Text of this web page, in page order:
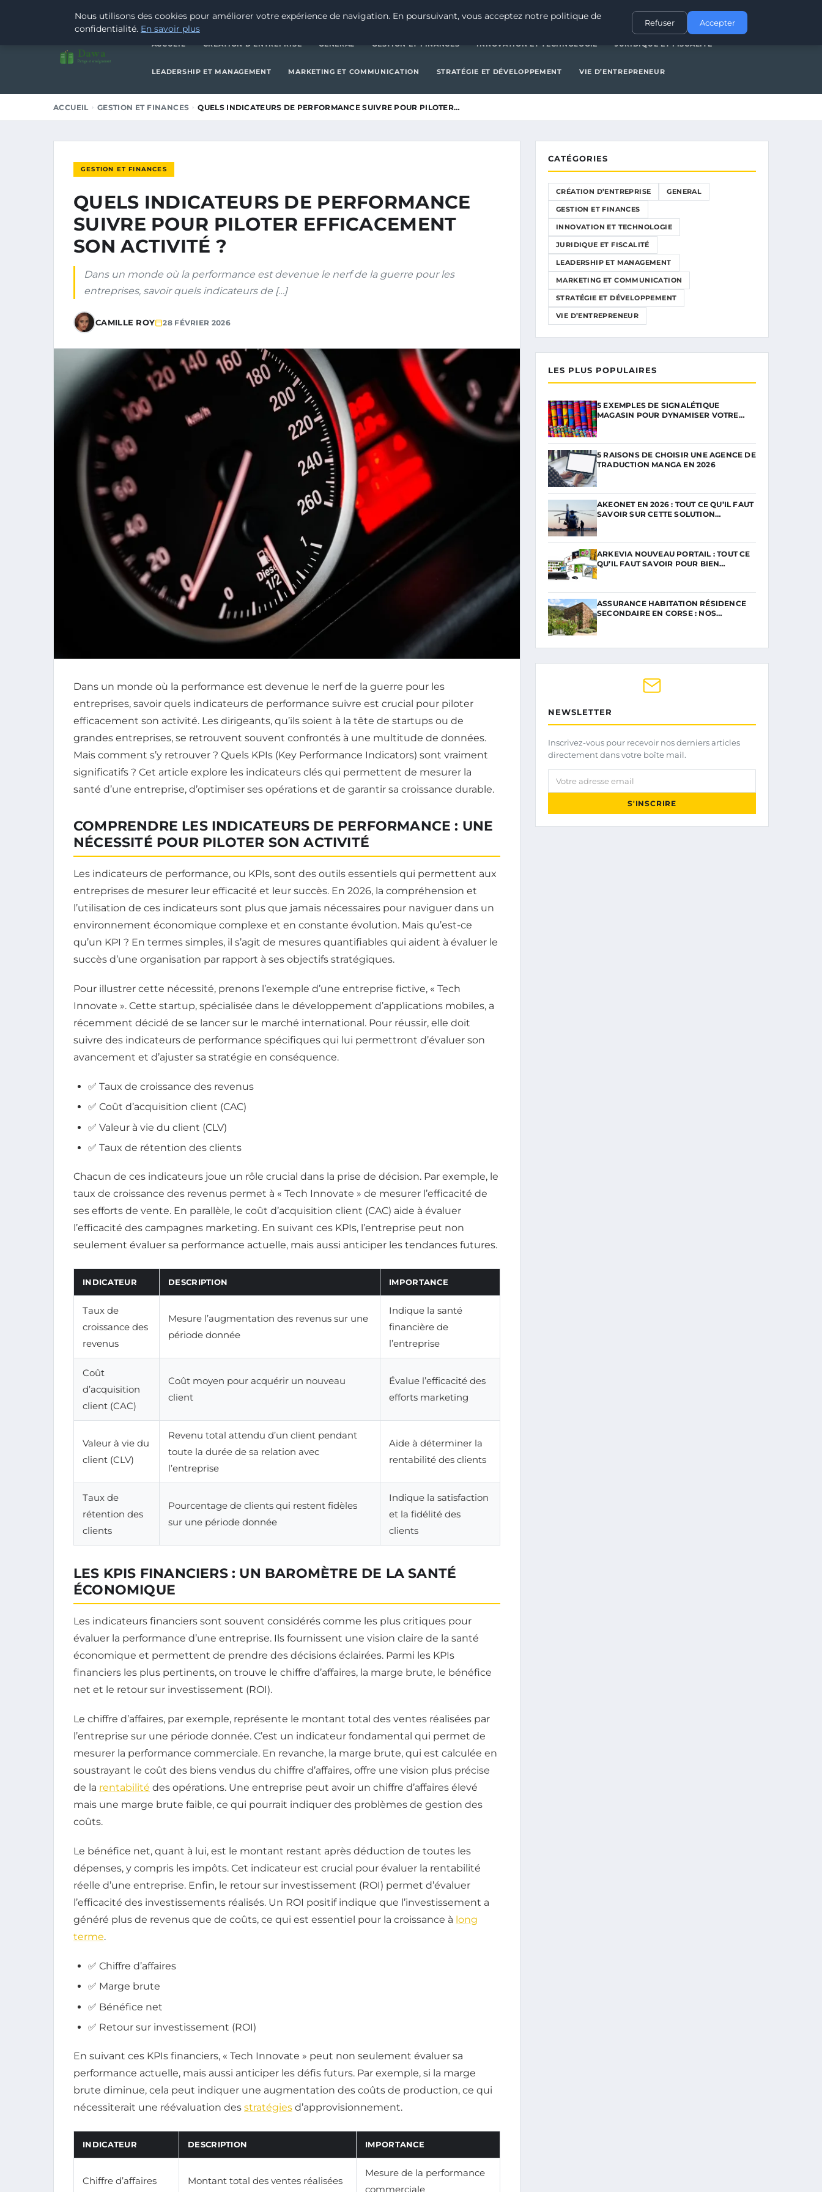
28 FÉVRIER 2026 GENERAL GESTION ET FINANCESINNOVATION ET TECHNOLOGIE
Dawa
Partage et enseignement
ACCUEIL CRÉATION D’ENTREPRISE GENERAL GESTION ET FINANCES INNOVATION ET TECHNOLOGIE JURIDIQUE ET FISCALITÉ
LEADERSHIP ET MANAGEMENT MARKETING ET COMMUNICATION STRATÉGIE ET DÉVELOPPEMENT VIE D’ENTREPRENEUR
ACCUEIL GESTION ET FINANCES QUELS INDICATEURS DE PERFORMANCE SUIVRE POUR PILOTER…
GESTION ET FINANCES
QUELS INDICATEURS DE PERFORMANCE
SUIVRE POUR PILOTER EFFICACEMENT
SON ACTIVITÉ ?
Dans un monde où la performance est devenue le nerf de la guerre pour les
entreprises, savoir quels indicateurs de […]
CAMILLE ROY 28 FÉVRIER 2026
Dans un monde où la performance est devenue le nerf de la guerre pour les
entreprises, savoir quels indicateurs de performance suivre est crucial pour piloter
efficacement son activité. Les dirigeants, qu’ils soient à la tête de startups ou de
grandes entreprises, se retrouvent souvent confrontés à une multitude de données.
Mais comment s’y retrouver ? Quels KPIs (Key Performance Indicators) sont vraiment
significatifs ? Cet article explore les indicateurs clés qui permettent de mesurer la
santé d’une entreprise, d’optimiser ses opérations et de garantir sa croissance durable.
COMPRENDRE LES INDICATEURS DE PERFORMANCE : UNE
NÉCESSITÉ POUR PILOTER SON ACTIVITÉ
Les indicateurs de performance, ou KPIs, sont des outils essentiels qui permettent aux
entreprises de mesurer leur efficacité et leur succès. En 2026, la compréhension et
l’utilisation de ces indicateurs sont plus que jamais nécessaires pour naviguer dans un
environnement économique complexe et en constante évolution. Mais qu’est-ce
qu’un KPI ? En termes simples, il s’agit de mesures quantifiables qui aident à évaluer le
succès d’une organisation par rapport à ses objectifs stratégiques.
Pour illustrer cette nécessité, prenons l’exemple d’une entreprise fictive, « Tech
Innovate ». Cette startup, spécialisée dans le développement d’applications mobiles, a
récemment décidé de se lancer sur le marché international. Pour réussir, elle doit
suivre des indicateurs de performance spécifiques qui lui permettront d’évaluer son
avancement et d’ajuster sa stratégie en conséquence.
✅ Taux de croissance des revenus
✅ Coût d’acquisition client (CAC)
✅ Valeur à vie du client (CLV)
✅ Taux de rétention des clients
Chacun de ces indicateurs joue un rôle crucial dans la prise de décision. Par exemple, le
taux de croissance des revenus permet à « Tech Innovate » de mesurer l’efficacité de
ses efforts de vente. En parallèle, le coût d’acquisition client (CAC) aide à évaluer
l’efficacité des campagnes marketing. En suivant ces KPIs, l’entreprise peut non
seulement évaluer sa performance actuelle, mais aussi anticiper les tendances futures.
INDICATEUR DESCRIPTION IMPORTANCE
Taux de
croissance des
revenus
Mesure l’augmentation des revenus sur une
période donnée
Indique la santé
financière de
l’entreprise
Coût
d’acquisition
client (CAC)
Coût moyen pour acquérir un nouveau
client
Évalue l’efficacité des
efforts marketing
Valeur à vie du
client (CLV)
Revenu total attendu d’un client pendant
toute la durée de sa relation avec
l’entreprise
Aide à déterminer la
rentabilité des clients
Taux de
rétention des
clients
Pourcentage de clients qui restent fidèles
sur une période donnée
Indique la satisfaction
et la fidélité des
clients
LES KPIS FINANCIERS : UN BAROMÈTRE DE LA SANTÉ
ÉCONOMIQUE
Les indicateurs financiers sont souvent considérés comme les plus critiques pour
évaluer la performance d’une entreprise. Ils fournissent une vision claire de la santé
économique et permettent de prendre des décisions éclairées. Parmi les KPIs
financiers les plus pertinents, on trouve le chiffre d’affaires, la marge brute, le bénéfice
net et le retour sur investissement (ROI).
Le chiffre d’affaires, par exemple, représente le montant total des ventes réalisées par
l’entreprise sur une période donnée. C’est un indicateur fondamental qui permet de
mesurer la performance commerciale. En revanche, la marge brute, qui est calculée en
soustrayant le coût des biens vendus du chiffre d’affaires, offre une vision plus précise
de la rentabilité des opérations. Une entreprise peut avoir un chiffre d’affaires élevé
mais une marge brute faible, ce qui pourrait indiquer des problèmes de gestion des
coûts.
Le bénéfice net, quant à lui, est le montant restant après déduction de toutes les
dépenses, y compris les impôts. Cet indicateur est crucial pour évaluer la rentabilité
réelle d’une entreprise. Enfin, le retour sur investissement (ROI) permet d’évaluer
l’efficacité des investissements réalisés. Un ROI positif indique que l’investissement a
généré plus de revenus que de coûts, ce qui est essentiel pour la croissance à long
terme.
✅ Chiffre d’affaires
✅ Marge brute
✅ Bénéfice net
✅ Retour sur investissement (ROI)
En suivant ces KPIs financiers, « Tech Innovate » peut non seulement évaluer sa
performance actuelle, mais aussi anticiper les défis futurs. Par exemple, si la marge
brute diminue, cela peut indiquer une augmentation des coûts de production, ce qui
nécessiterait une réévaluation des stratégies d’approvisionnement.
INDICATEUR DESCRIPTION IMPORTANCE
Chiffre d’affaires Montant total des ventes réalisées
Mesure de la performance
commerciale
CATÉGORIES
CRÉATION D’ENTREPRISE GENERAL
GESTION ET FINANCES
INNOVATION ET TECHNOLOGIE
JURIDIQUE ET FISCALITÉ
LEADERSHIP ET MANAGEMENT
MARKETING ET COMMUNICATION
STRATÉGIE ET DÉVELOPPEMENT
VIE D’ENTREPRENEUR
LES PLUS POPULAIRES
5 EXEMPLES DE SIGNALÉTIQUE
MAGASIN POUR DYNAMISER VOTRE…
5 RAISONS DE CHOISIR UNE AGENCE DE
TRADUCTION MANGA EN 2026
AKEONET EN 2026 : TOUT CE QU’IL FAUT
SAVOIR SUR CETTE SOLUTION…
ARKEVIA NOUVEAU PORTAIL : TOUT CE
QU’IL FAUT SAVOIR POUR BIEN…
ASSURANCE HABITATION RÉSIDENCE
SECONDAIRE EN CORSE : NOS…
NEWSLETTER
Inscrivez-vous pour recevoir nos derniers articles
directement dans votre boîte mail.
Votre adresse email
S'INSCRIRE
Nous utilisons des cookies pour améliorer votre expérience de navigation. En poursuivant, vous acceptez notre politique de
confidentialité. En savoir plus
Refuser Accepter